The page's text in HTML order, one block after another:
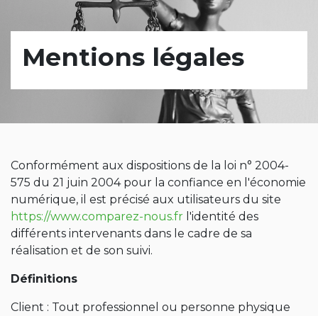
Mentions légales
Conformément aux dispositions de la loi n° 2004-
575 du 21 juin 2004 pour la confiance en l'économie
numérique, il est précisé aux utilisateurs du site
https://www.comparez-nous.fr l'identité des
différents intervenants dans le cadre de sa
réalisation et de son suivi.
Définitions
Client : Tout professionnel ou personne physique